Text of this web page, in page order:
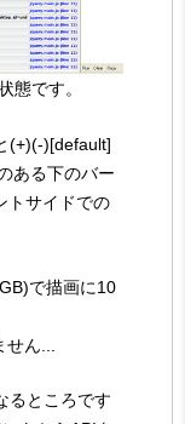
態です。
(+)(-)[default]
ある下のバー
トサイドでの
で描画に10
ん...
るところです